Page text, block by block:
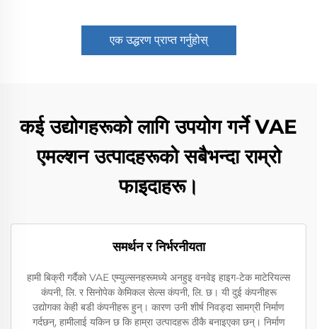
एक उद्धरण प्राप्त गर्नुहोस्
कई उद्योगहरूको लागि उपयोग गर्ने VAE
एमल्शन उत्पादहरूको सबैभन्दा राम्रो
फाइदाहरू।
समर्थन र निर्भरनीयता
हामी बिक्री गर्दैको VAE एम्युल्सनहरूमध्ये अनहुइ वनवेइ हाइग-टेक माटेरियल्स
कंपनी, लि. र सिनोपेक केमिकल सेल्स कंपनी, लि. छ। यी दुई कंपनीहरू
उद्योगका केही बडी कंपनीहरू हुन्। कारण उनी शीर्ष निवड्दा सामग्री निर्माण
गर्दछन्, हामीलाई यकिन छ कि हाम्रा उत्पादहरू ठीकै बनाइएका छन्। निर्माण